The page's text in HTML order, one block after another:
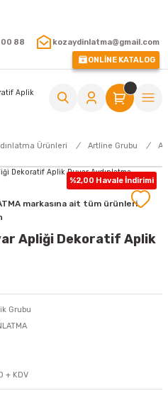
00 88
kozaydinlatma@gmail.com
ONLİNE KATALOG
Ürünleri Artline Grubu
%2,00 Havale İndirimi
markasına ait tüm ürünleri
Apliği Dekoratif Aplik
Grubu
+ KDV